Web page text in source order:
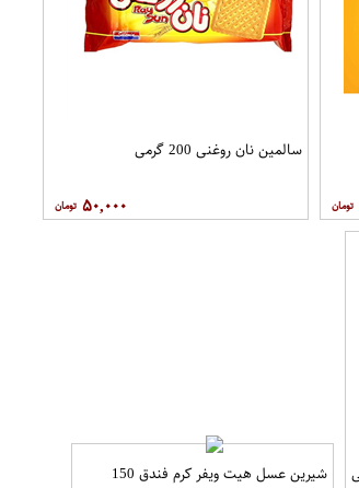
سالمین نان روغنی 200 گرمی
۵۰,۰۰۰
شیرین عسل هیت ویفر کرم فندق 150